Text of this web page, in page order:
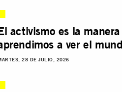
activismo es la
a ver el
28 DE JULIO, 2026